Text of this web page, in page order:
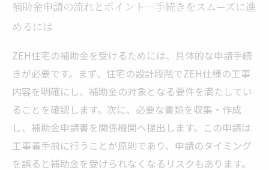
補助金申請の流れとポイント―手続きをスムーズに進
めるには
ZEH住宅の補助金を受けるためには、具体的な申請手続
きが必要です。まず、住宅の設計段階でZEH仕様の工事
内容を明確にし、補助金の対象となる要件を満たしてい
ることを確認します。次に、必要な書類を収集・作成
し、補助金申請書を関係機関へ提出します。この申請は
工事着手前に行うことが原則であり、申請のタイミング
を誤ると補助金を受けられなくなるリスクもあります。